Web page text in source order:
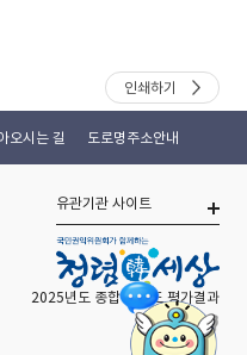
인쇄하기
오시는 길 도로명주소안내
유관기관 사이트
2025년도 종합 청렴도 평가결과